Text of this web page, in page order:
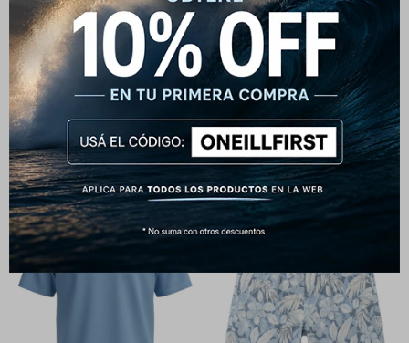
Remera O'Neill Circle Back Print
Celeste
$1.090 $ 1.290
Remera O'Neill Global Sun
Celeste
$1.090 $ 1.290